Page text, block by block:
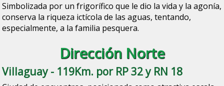
Simbolizada por un frigorífico que le dio la vida y la agonía,
conserva la riqueza ictícola de las aguas, tentando,
especialmente, a la familia pesquera.
Dirección Norte
Villaguay- 119Km. por RP 32 y RN 18